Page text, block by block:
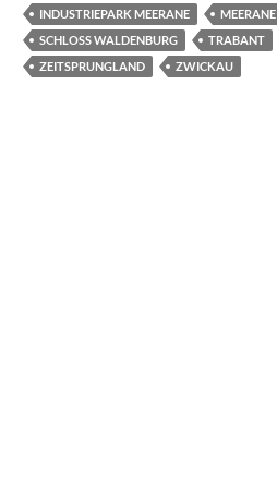
INDUSTRIEPARK MEERANE
MEERANE
SCHLOSS WALDENBURG
TRABANT
ZEITSPRUNGLAND
ZWICKAU